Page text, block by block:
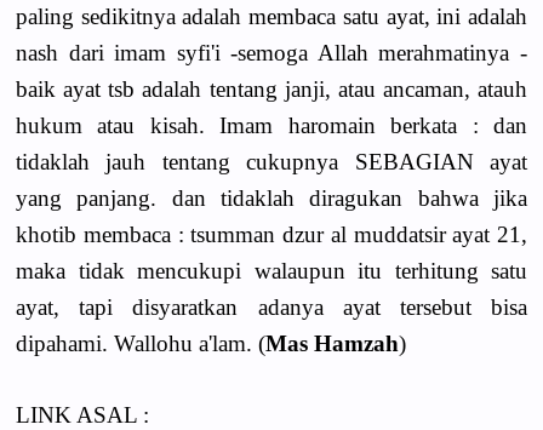
paling sedikitnya adalah membaca satu ayat, ini adalah
nash dari imam syfi'i -semoga Allah merahmatinya -
baik ayat tsb adalah tentang janji, atau ancaman, atauh
hukum atau kisah. Imam haromain berkata : dan
tidaklah jauh tentang cukupnya SEBAGIAN ayat
yang panjang. dan tidaklah diragukan bahwa jika
khotib membaca : tsumman dzur al muddatsir ayat 21,
maka tidak mencukupi walaupun itu terhitung satu
ayat, tapi disyaratkan adanya ayat tersebut bisa
dipahami. Wallohu a'lam. (Mas Hamzah)
LINK ASAL :